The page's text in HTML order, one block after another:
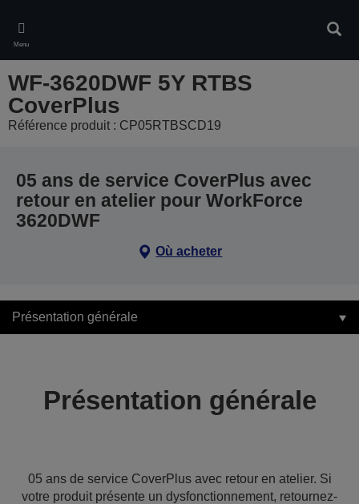
main
content
Menu
WF-3620DWF 5Y RTBS
CoverPlus
Référence produit : CP05RTBSCD19
05 ans de service CoverPlus avec
retour en atelier pour WorkForce
3620DWF
Où acheter
Présentation générale
Présentation générale
05 ans de service CoverPlus avec retour en atelier. Si
votre produit présente un dysfonctionnement, retournez-